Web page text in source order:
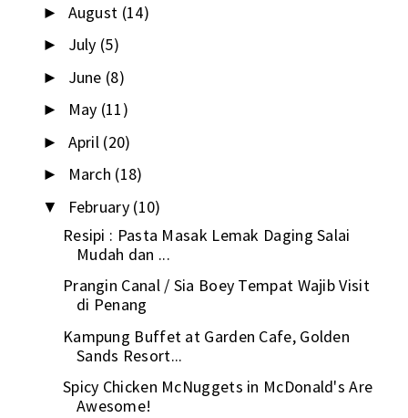
► August (14)
► July (5)
► June (8)
► May (11)
► April (20)
► March (18)
▼ February (10)
Resipi : Pasta Masak Lemak Daging Salai
Mudah dan ...
Prangin Canal / Sia Boey Tempat Wajib Visit
di Penang
Kampung Buffet at Garden Cafe, Golden
Sands Resort...
Spicy Chicken McNuggets in McDonald's Are
Awesome!